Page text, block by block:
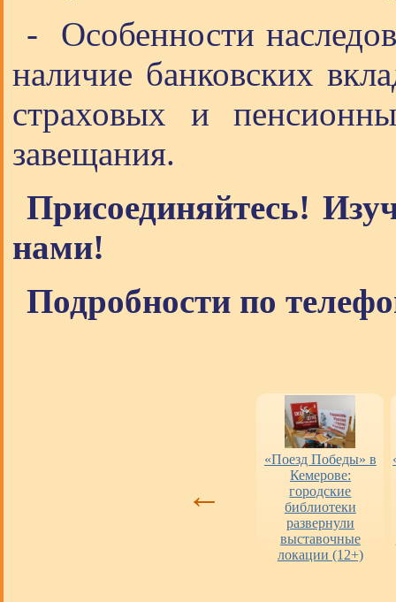
- Особенности
наличие банковских
страховых и
завещания.
Присоединяйтесь!
нами!
Подробности по
←
«Поезд Победы» в
Кемерове:
городские
библиотеки
развернули
выставочные
локации (12+)